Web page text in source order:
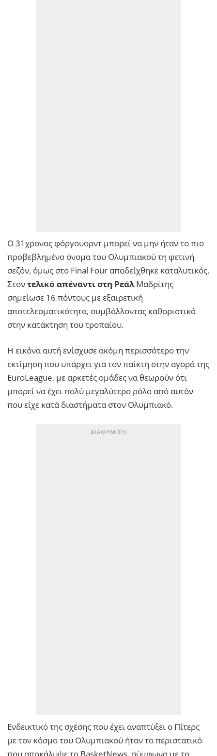
Ο 31χρονος φόργουορντ μπορεί να μην ήταν το πιο
προβεβλημένο όνομα του Ολυμπιακού τη φετινή
σεζόν, όμως στο Final Four αποδείχθηκε καταλυτικός.
Στοντελικό απέναντι στη ΡεάλΜαδρίτης
σημείωσε 16 πόντους με εξαιρετική
αποτελεσματικότητα, συμβάλλοντας καθοριστικά
στην κατάκτηση του τροπαίου.
Η εικόνα αυτή ενίσχυσε ακόμη περισσότερο την
εκτίμηση που υπάρχει για τον παίκτη στην αγορά της
EuroLeague, με αρκετές ομάδες να θεωρούν ότι
μπορεί να έχει πολύ μεγαλύτερο ρόλο από αυτόν
που είχε κατά διαστήματα στον Ολυμπιακό.
Ενδεικτικό της σχέσης που έχει αναπτύξει ο Πίτερς
με τον κόσμο του Ολυμπιακού ήταν το περιστατικό
που αποκάλυψε το BasketNews, σύμφωνα με το